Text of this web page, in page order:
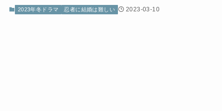
2023年冬ドラマ 忍者に結婚は難しい 2023-03-10